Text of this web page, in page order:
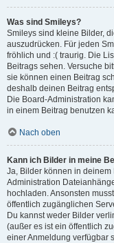
Was sind Smileys?
Smileys sind kleine Bilder,
auszudrücken. Für jeden
fröhlich und :( traurig. Die
Beitrags sehen. Versuche
sie können einen Beitrag
deshalb deinen Beitrag
Die Board-Administration
in einem Beitrag benutzen
Nach oben
Kann ich Bilder in meine
Ja, Bilder können in
Administration
hochladen. Ansonsten
öffentlich zugänglichen
Du kannst weder Bilder
(außer es ist ein öffentlich
einer Anmeldung verfügbar